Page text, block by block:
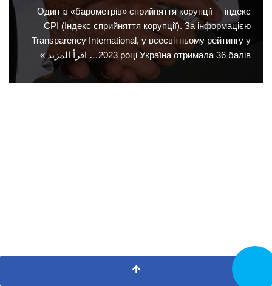
Один із «барометрів» сприйняття корупції – індекс
СРІ (Індекс сприйняття корупції). За інформацією
Transparency International, у всесвітньому рейтингу у
2023 році Україна отримала 36 балів…
اقرأ المزيد »